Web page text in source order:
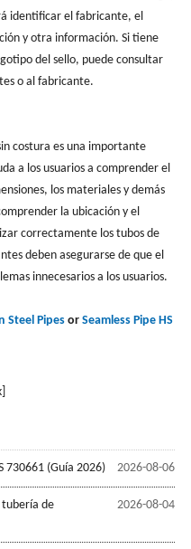
identificar el fabricante, el
y otra información. Si tiene
del sello, puede consultar
o al fabricante.
costura es una importante
a los usuarios a comprender el
los materiales y demás
la ubicación y el
correctamente los tubos de
deben asegurarse de que el
innecesarios a los usuarios.
Steel Pipesor Seamless Pipe HS
2026-08-06
730661 (Guía 2026)
2026-08-04
tubería de